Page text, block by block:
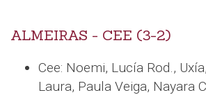
ALMEIRAS - CEE (3-2)
Cee: Noemi, Lucía Rod.,
Laura, Paula Veiga, Nayara